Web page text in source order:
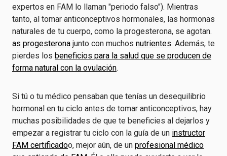
expertos en FAM lo llaman "periodo falso"). Mientras
tanto, al tomar anticonceptivos hormonales, las hormonas
naturales de tu cuerpo, como la progesterona, se agotan.
as progesterona junto con muchos nutrientes. Además, te
pierdes los beneficios para la salud que se producen de
forma natural con la ovulación.
Si tú o tu médico pensaban que tenías un desequilibrio
hormonal en tu ciclo antes de tomar anticonceptivos, hay
muchas posibilidades de que te beneficies al dejarlos y
empezar a registrar tu ciclo con la guía de un instructor
FAM certificadoo, mejor aún, de un profesional médico